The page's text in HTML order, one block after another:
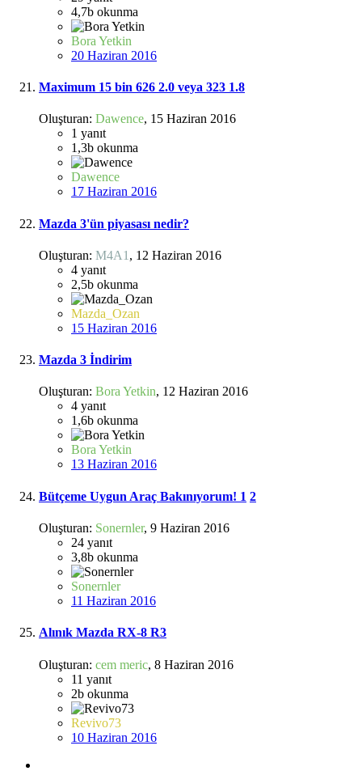
4,7b okunma
Bora Yetkin
20 Haziran 2016
Maximum 15 bin 626 2.0 veya 323 1.8
Oluşturan: Dawence, 15 Haziran 2016
1 yanıt
1,3b okunma
Dawence
17 Haziran 2016
Mazda 3'ün piyasası nedir?
Oluşturan: M4A1 , 12 Haziran 2016
4 yanıt
2,5b okunma
Mazda_Ozan
15 Haziran 2016
Mazda 3 İndirim
Oluşturan: Bora Yetkin, 12 Haziran 2016
4 yanıt
1,6b okunma
Bora Yetkin
13 Haziran 2016
Bütçeme Uygun Araç Bakınıyorum! 1 2
Oluşturan: Sonernler, 9 Haziran 2016
24 yanıt
3,8b okunma
Sonernler
11 Haziran 2016
Alınık Mazda RX-8 R3
Oluşturan: cem meric, 8 Haziran 2016
11 yanıt
2b okunma
Revivo73
10 Haziran 2016